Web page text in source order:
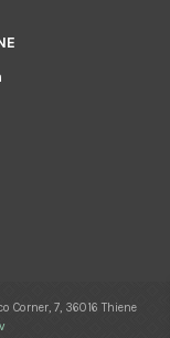
Corner, 7, 36016 Thiene